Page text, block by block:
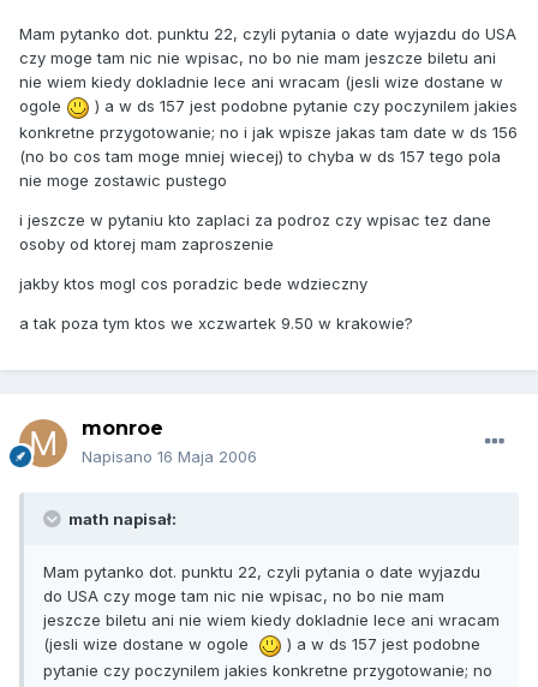
Mam pytanko dot. punktu 22, czyli pytania o date wyjazdu do USA
czy moge tam nic nie wpisac, no bo nie mam jeszcze biletu ani
nie wiem kiedy dokladnie lece ani wracam (jesli wize dostane w
ogole
) a w ds 157 jest podobne pytanie czy poczynilem jakies
konkretne przygotowanie; no i jak wpisze jakas tam date w ds 156
(no bo cos tam moge mniej wiecej) to chyba w ds 157 tego pola
nie moge zostawic pustego
i jeszcze w pytaniu kto zaplaci za podroz czy wpisac tez dane
osoby od ktorej mam zaproszenie
jakby ktos mogl cos poradzic bede wdzieczny
a tak poza tym ktos we xczwartek 9.50 w krakowie?
monroe
Napisano 16 Maja 2006
math napisał:
Mam pytanko dot. punktu 22, czyli pytania o date wyjazdu
do USA czy moge tam nic nie wpisac, no bo nie mam
jeszcze biletu ani nie wiem kiedy dokladnie lece ani wracam
(jesli wize dostane w ogole
) a w ds 157 jest podobne
pytanie czy poczynilem jakies konkretne przygotowanie; no